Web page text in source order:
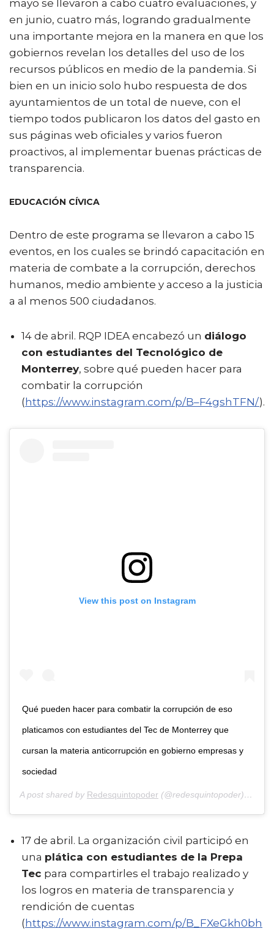
mayo se llevaron a cabo cuatro evaluaciones, y
en junio, cuatro más, logrando gradualmente
una importante mejora en la manera en que los
gobiernos revelan los detalles del uso de los
recursos públicos en medio de la pandemia. Si
bien en un inicio solo hubo respuesta de dos
ayuntamientos de un total de nueve, con el
tiempo todos publicaron los datos del gasto en
sus páginas web oficiales y varios fueron
proactivos, al implementar buenas prácticas de
transparencia.
EDUCACIÓN CÍVICA
Dentro de este programa se llevaron a cabo 15
eventos, en los cuales se brindó capacitación en
materia de combate a la corrupción, derechos
humanos, medio ambiente y acceso a la justicia
a al menos 500 ciudadanos.
14 de abril. RQP IDEA encabezó un diálogo
con estudiantes del Tecnológico de
Monterrey, sobre qué pueden hacer para
combatir la corrupción
( https://www.instagram.com/p/B–F4gshTFN/).
View this post on Instagram
Qué pueden hacer para combatir la corrupción de eso
platicamos con estudiantes del Tec de Monterrey que
cursan la materia anticorrupción en gobierno empresas y
sociedad
A post shared by Redesquintopoder (@redesquintopoder) on
17 de abril. La organización civil participó en
una plática con estudiantes de la Prepa
Tec para compartirles el trabajo realizado y
los logros en materia de transparencia y
rendición de cuentas
(https://www.instagram.com/p/B_FXeGkh0bh